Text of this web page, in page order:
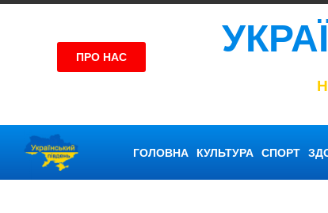
ПРО НАС
ГОЛОВНА КУЛЬТУРА СПОРТ